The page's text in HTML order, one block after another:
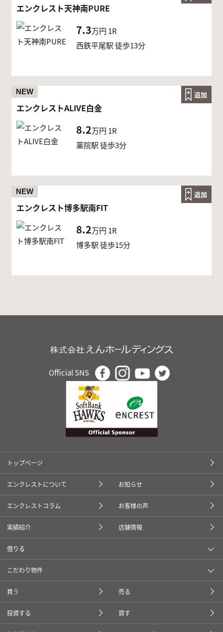
エンクレスト天神南PURE
7.3万円 1R
西鉄平尾駅 徒歩13分
NEW
エンクレストALIVE白金
8.2万円 1R
薬院駅 徒歩3分
追加
NEW
エンクレスト博多駅南FIT
8.2万円 1R
博多駅 徒歩15分
追加
Official SNS
トップページ
エンクレストについて お知らせ
エンクレストコラム お客様の声
実績紹介 店舗情報
借りる
こだわり物件
買う 売る
投資する 貸す